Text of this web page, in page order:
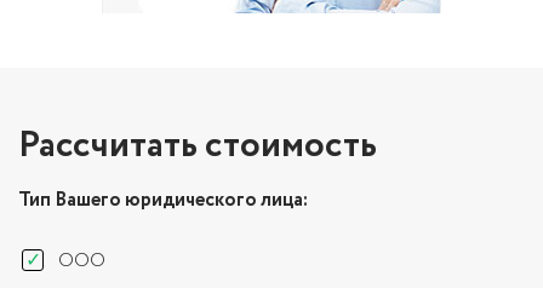
Рассчитать стоимость
Тип Вашего юридического лица:
ООО